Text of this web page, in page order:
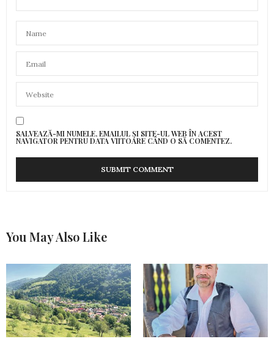
SALVEAZĂ-MI NUMELE, EMAILUL ȘI SITE-UL WEB ÎN ACEST
NAVIGATOR PENTRU DATA VIITOARE CÂND O SĂ COMENTEZ.
You May Also Like